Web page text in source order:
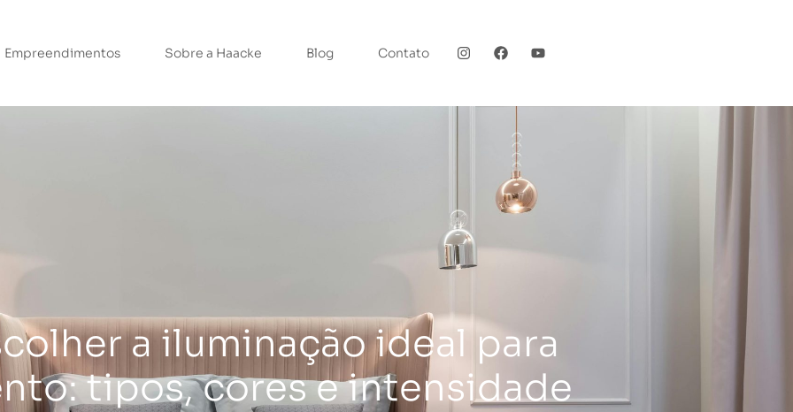
Empreendimentos Sobre a Haacke Blog Contato
a iluminação ideal para
tipos, cores e intensidade